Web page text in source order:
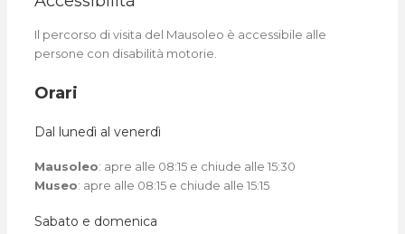
Il percorso di visita del Mausoleo è accessibile alle
persone con disabilità motorie.
Orari
Dal lunedì al venerdì
Mausoleo: apre alle 08:15 e chiude alle 15:30
Museo: apre alle 08:15 e chiude alle 15:15
Sabato e domenica